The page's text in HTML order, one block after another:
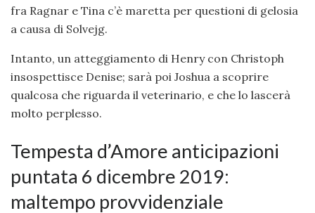
fra Ragnar e Tina c’è maretta per questioni di gelosia
a causa di Solvejg.
Intanto, un atteggiamento di Henry con Christoph
insospettisce Denise; sarà poi Joshua a scoprire
qualcosa che riguarda il veterinario, e che lo lascerà
molto perplesso.
Tempesta d’Amore anticipazioni
puntata 6 dicembre 2019:
maltempo provvidenziale